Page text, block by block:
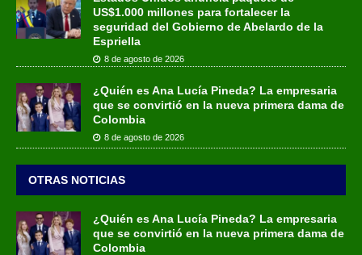
US$1.000 millones para fortalecer la
seguridad del Gobierno de Abelardo de la
Espriella
8 de agosto de 2026
¿Quién es Ana Lucía Pineda? La empresaria
que se convirtió en la nueva primera dama de
Colombia
8 de agosto de 2026
OTRAS NOTICIAS
¿Quién es Ana Lucía Pineda? La empresaria
que se convirtió en la nueva primera dama de
Colombia